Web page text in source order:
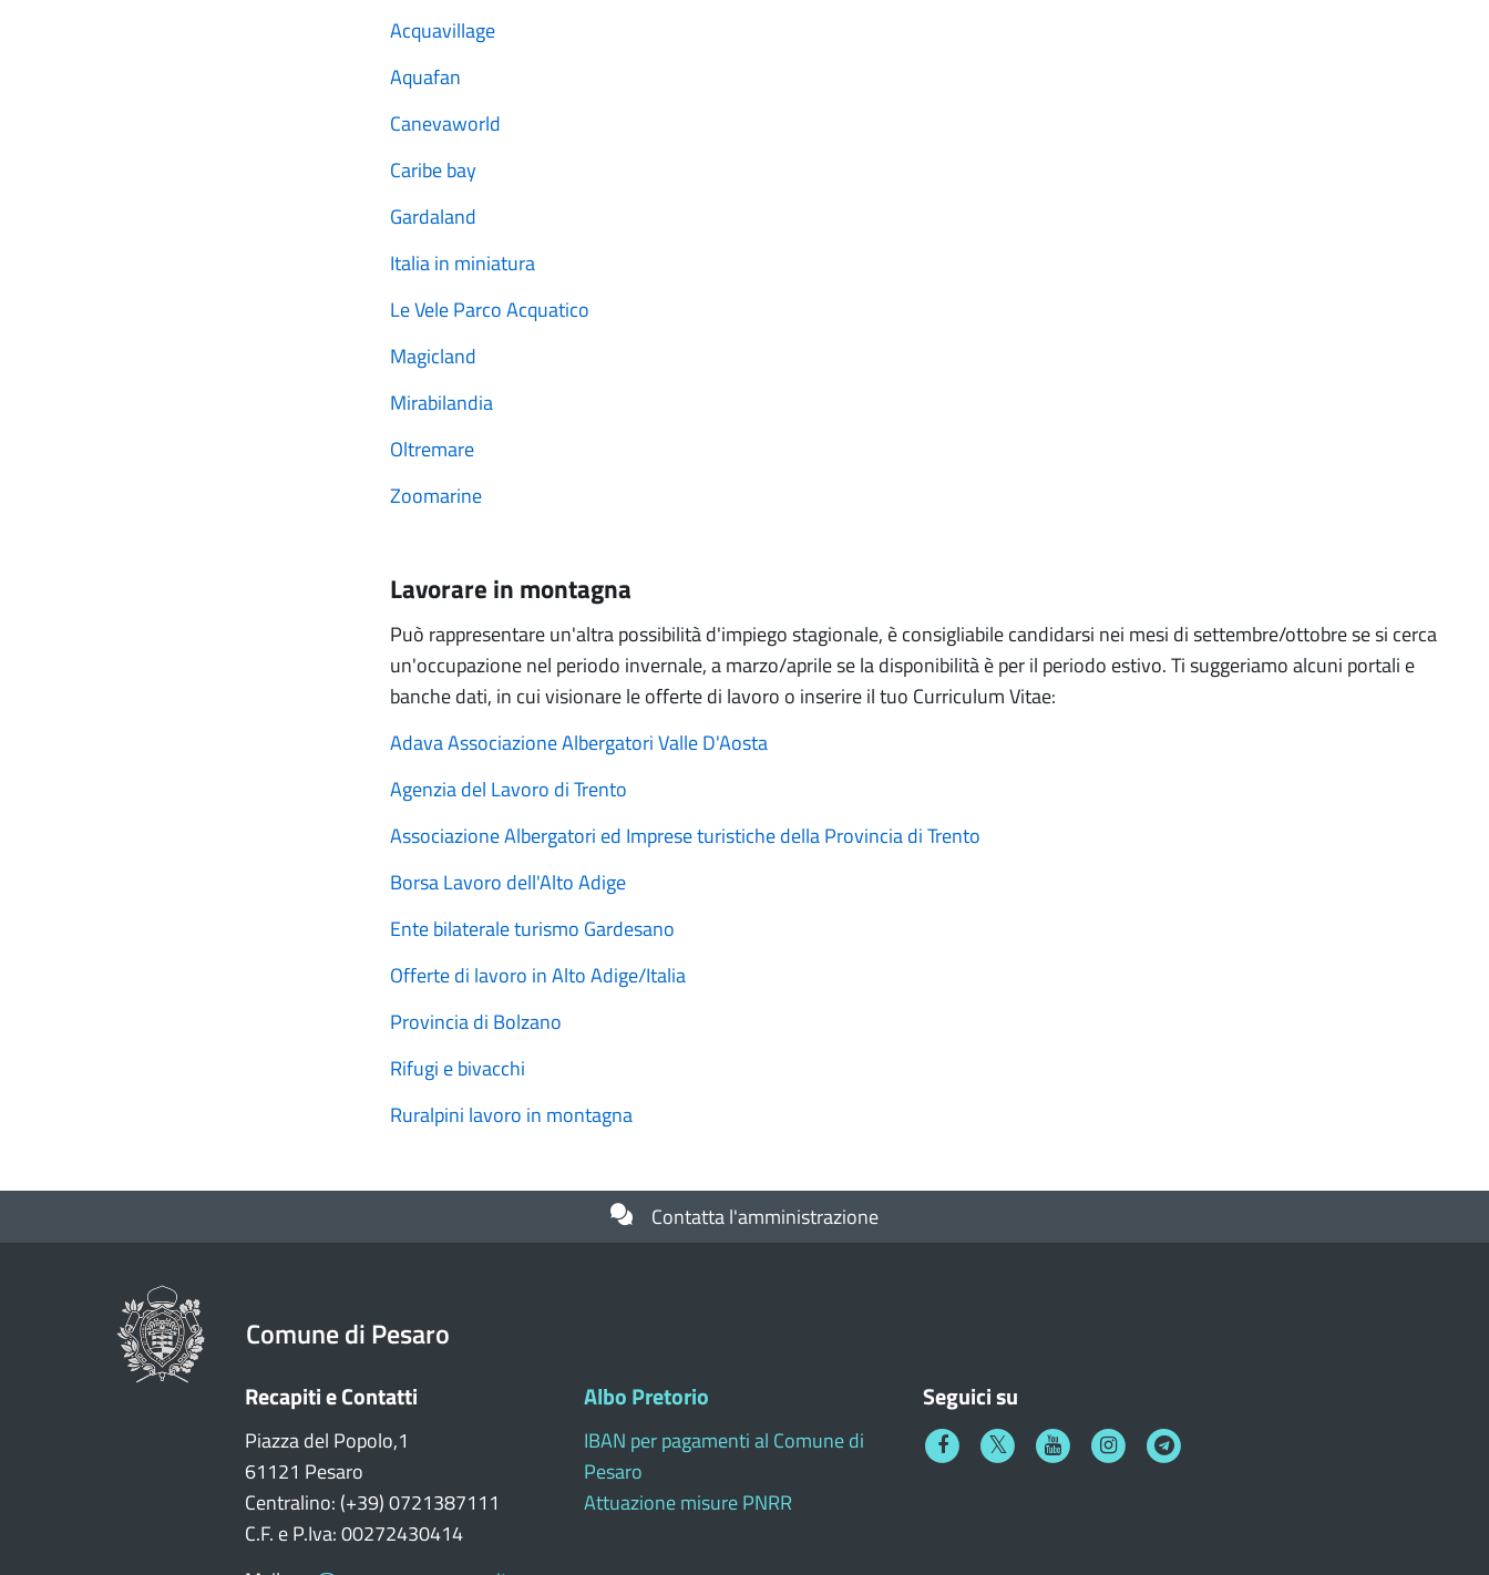
Acquavillage
Aquafan
Canevaworld
Caribe bay
Gardaland
Italia in miniatura
Le Vele Parco Acquatico
Magicland
Mirabilandia
Oltremare
Zoomarine
Lavorare in montagna
Può rappresentare un'altra possibilità d'impiego stagionale, è consigliabile candidarsi nei mesi di settembre/ottobre se si cerca
un'occupazione nel periodo invernale, a marzo/aprile se la disponibilità è per il periodo estivo. Ti suggeriamo alcuni portali e
banche dati, in cui visionare le offerte di lavoro o inserire il tuo Curriculum Vitae:
Adava Associazione Albergatori Valle D'Aosta
Agenzia del Lavoro di Trento
Associazione Albergatori ed Imprese turistiche della Provincia di Trento
Borsa Lavoro dell'Alto Adige
Ente bilaterale turismo Gardesano
Offerte di lavoro in Alto Adige/Italia
Provincia di Bolzano
Rifugi e bivacchi
Ruralpini lavoro in montagna
Contatta l'amministrazione
Comune di Pesaro
Recapiti e Contatti
Piazza del Popolo,1
61121 Pesaro
Centralino: (+39) 0721387111
C.F. e P.Iva: 00272430414
Albo Pretorio
IBAN per pagamenti al Comune di
Pesaro
Attuazione misure PNRR
Seguici su
FacebookTwitter YoutubeInstagramTelegram